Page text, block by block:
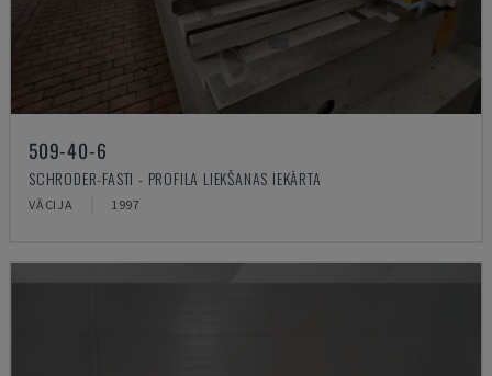
509-40-6
SCHRODER-FASTI - PROFILA LIEKŠANAS IEKĀRTA
VĀCIJA 1997